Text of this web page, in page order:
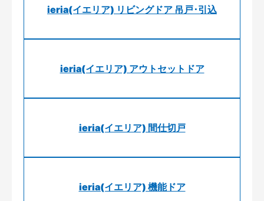
ieria(イエリア) リビングドア 吊戸･引込
ieria(イエリア) アウトセットドア
ieria(イエリア) 間仕切戸
ieria(イエリア) 機能ドア